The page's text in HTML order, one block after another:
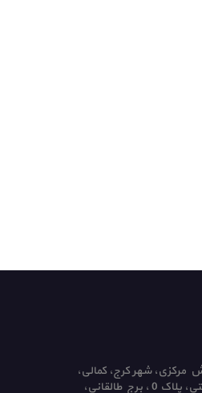
مرکزی، شهر کرج، کمالی،
بلوار طالقانی جنوبی، خیابان بهشتی، پلاک 0 ، برج طالقانی،